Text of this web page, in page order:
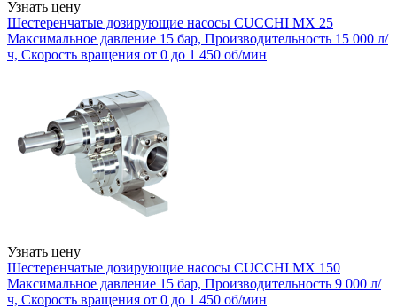
Узнать цену
Шестеренчатые дозирующие насосы CUCCHI MX 25
Максимальное давление 15 бар, Производительность 15 000 л/
ч, Скорость вращения от 0 до 1 450 об/мин
Узнать цену
Шестеренчатые дозирующие насосы CUCCHI MX 150
Максимальное давление 15 бар, Производительность 9 000 л/
ч, Скорость вращения от 0 до 1 450 об/мин